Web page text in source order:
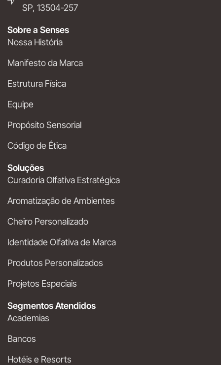
SP, 13504-257
Sobre a Senses
Nossa História
Manifesto da Marca
Estrutura Física
Equipe
Propósito Sensorial
Código de Ética
Soluções
Curadoria Olfativa Estratégica
Aromatização de Ambientes
Cheiro Personalizado
Identidade Olfativa de Marca
Produtos Personalizados
Projetos Especiais
Segmentos Atendidos
Academias
Bancos
Hotéis e Resorts